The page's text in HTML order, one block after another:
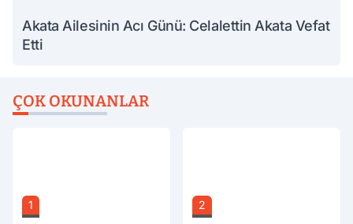
Akata Ailesinin Acı Günü: Celalettin Akata Vefat
Etti
ÇOK OKUNANLAR
1 2